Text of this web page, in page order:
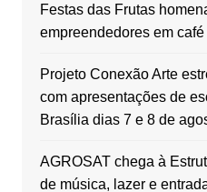
Festas das Frutas
empreendedores em
Projeto Conexão Arte
com apresentações de
Brasília dias 7 e 8 de
AGROSAT chega à
de música, lazer e